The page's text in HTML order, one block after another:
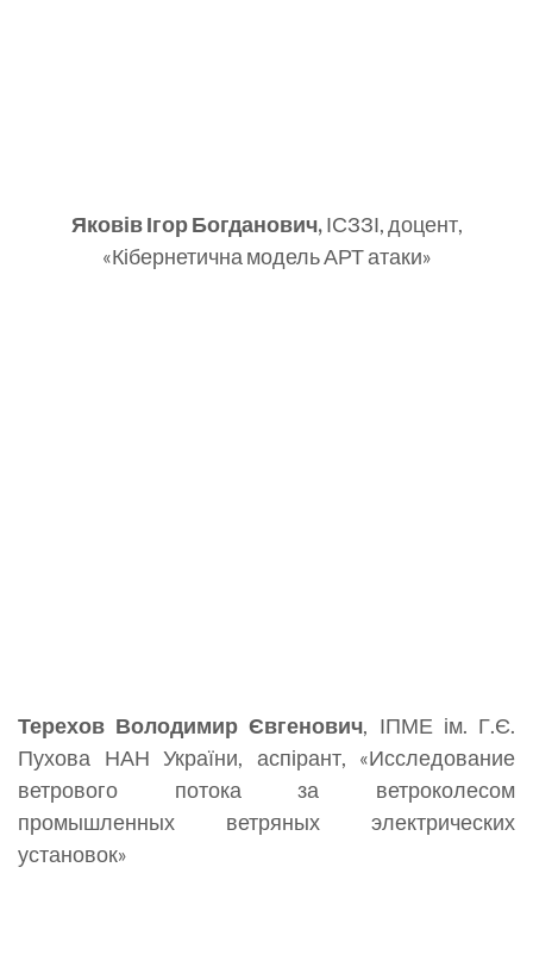
Яковів Ігор Богданович,ІСЗЗІ, доцент,
«Кібернетична модель АРТ атаки»
Терехов Володимир Євгенович, ІПМЕ ім. Г.Є.
Пухова НАН України, аспірант, «Исследование
ветрового потока за ветроколесом
промышленных ветряных электрических
установок»